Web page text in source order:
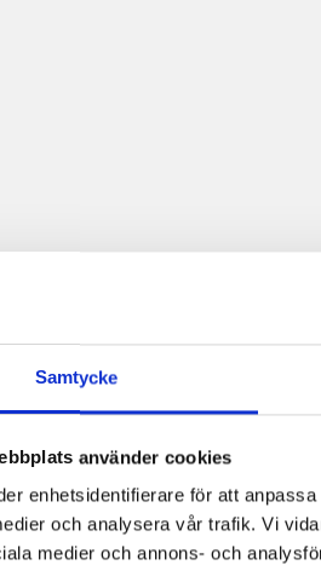
Samtycke
använder cookies
enhetsidentifierare för att
och analysera vår trafik. Vi
medier och annons- och